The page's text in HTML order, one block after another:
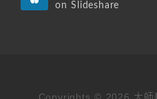
on Slideshare